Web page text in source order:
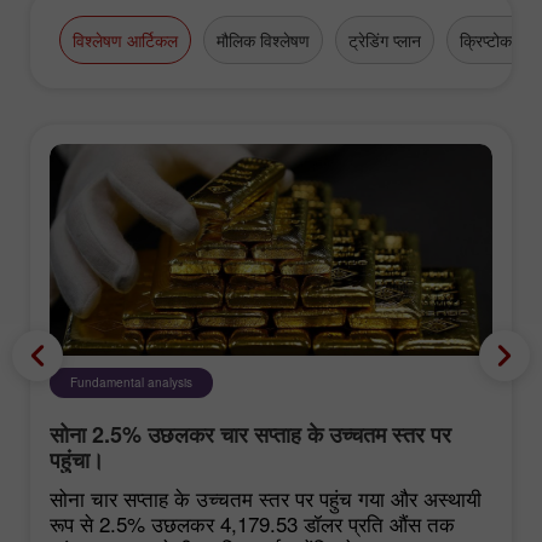
विश्लेषण आर्टिकल मौलिक विश्लेषण ट्रेडिंग प्लान क्रिप्टोकरेंसी
Fundamental analysis
सोना 2.5% उछलकर चार सप्ताह के उच्चतम स्तर पर
पहुंचा।
सोना चार सप्ताह के उच्चतम स्तर पर पहुंच गया और अस्थायी
रूप से 2.5% उछलकर 4,179.53 डॉलर प्रति औंस तक